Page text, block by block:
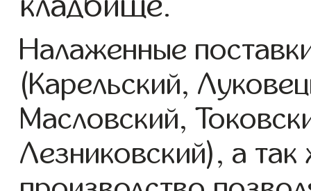
Налаженные
(Карельский,
Масловский,
Лезниковский), а